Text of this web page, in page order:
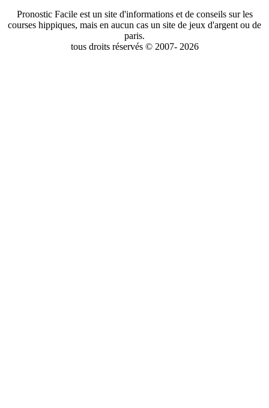
Pronostic Facile est un site d'informations et de conseils sur les
courses hippiques, mais en aucun cas un site de jeux d'argent ou de
paris.
tous droits réservés © 2007- 2026